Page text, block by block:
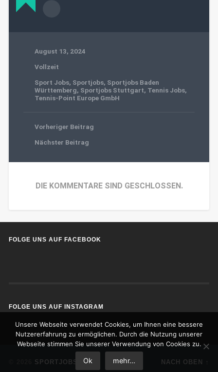
August 13, 2024
Vollzeit
Sport Jobs, Sportjobs, Sportjobs Baden
Württemberg, Sportjobs Stuttgart, Tennis Jobs,
Tennis-Point Europe GmbH
Vorheriger Beitrag
Nächster Beitrag
DIE KOMMENTARE SIND GESCHLOSSEN.
FOLGE UNS AUF FACEBOOK
FOLGE UNS AUF INSTAGRAM
SPORTJOBS NACH OBEN ↑
Unsere Webseite verwendet Cookies, um Ihnen eine bessere
Nutzererfahrung zu ermöglichen. Durch die Nutzung unserer
Webseite stimmen Sie unserer Verwendung von Cookies zu.
Ok mehr...